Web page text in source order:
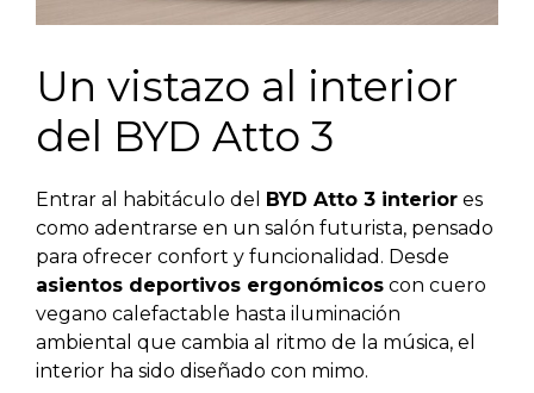
Un vistazo al interior
del BYD Atto 3
Entrar al habitáculo del BYD Atto 3 interior es
como adentrarse en un salón futurista, pensado
para ofrecer confort y funcionalidad. Desde
asientos deportivos ergonómicos con cuero
vegano calefactable hasta iluminación
ambiental que cambia al ritmo de la música, el
interior ha sido diseñado con mimo.